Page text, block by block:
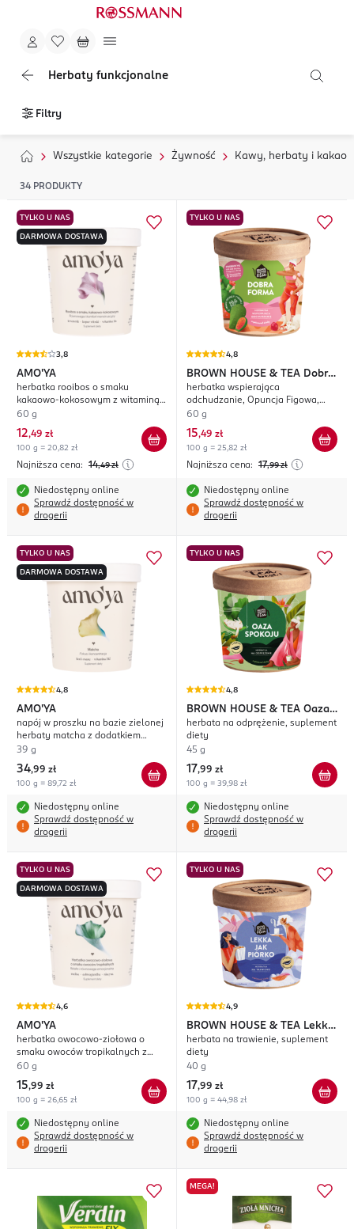
Herbaty funkcjonalne
Filtry
Wszystkie kategorie Żywność Kawy, herbaty i kakao
34 PRODUKTY
TYLKO U NAS
DARMOWA DOSTAWA
3,8
AMO'YA
herbatka rooibos o smaku
kakaowo-kokosowym z witaminą
B6 oraz ekstraktami z krwawnika
pospolitego, kopru włoskiego i
aloesu, suplement diety,
Równowaga i komfort
menstruacyjny
60 g
12,49 zł
100 g = 20,82 zł
Najniższa cena: 14,49 zł
Niedostępny online
Sprawdź dostępność w
drogerii
TYLKO U NAS
4,8
BROWN HOUSE & TEA Dobra
Forma
herbatka wspierająca
odchudzanie, Opuncja Figowa,
suplement diety
60 g
15,49 zł
100 g = 25,82 zł
Najniższa cena: 17,99 zł
Niedostępny online
Sprawdź dostępność w
drogerii
TYLKO U NAS
DARMOWA DOSTAWA
4,8
AMO'YA
napój w proszku na bazie zielonej
herbaty matcha z dodatkiem
ekstraktu z soplówki jeżowatej i
witamina B12, suplement diety,
Fokus i Koncentracja
39 g
34,99 zł
100 g = 89,72 zł
Niedostępny online
Sprawdź dostępność w
drogerii
TYLKO U NAS
4,8
BROWN HOUSE & TEA Oaza
Spokoju
herbata na odprężenie, suplement
diety
45 g
17,99 zł
100 g = 39,98 zł
Niedostępny online
Sprawdź dostępność w
drogerii
TYLKO U NAS
DARMOWA DOSTAWA
4,6
AMO'YA
herbatka owocowo-ziołowa o
smaku owoców tropikalnych z
niacyną oraz ekstraktem z melisy i
witanii ospałej, suplement diety,
Relaks i Równowaga emocjonalna
60 g
15,99 zł
100 g = 26,65 zł
Niedostępny online
Sprawdź dostępność w
drogerii
TYLKO U NAS
4,9
BROWN HOUSE & TEA Lekka
Jak Piórko
herbata na trawienie, suplement
diety
40 g
17,99 zł
100 g = 44,98 zł
Niedostępny online
Sprawdź dostępność w
drogerii
MEGA!